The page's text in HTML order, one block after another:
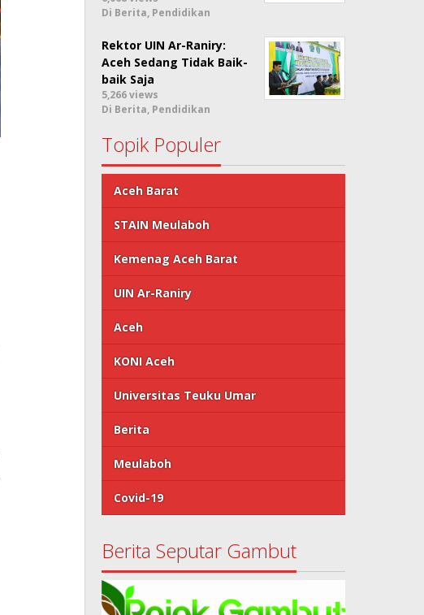
Di Berita, Pendidikan
Rektor UIN Ar-Raniry:
Aceh Sedang Tidak Baik-
baik Saja
5,266 views
Di Berita, Pendidikan
Topik Populer
Aceh Barat
STAIN Meulaboh
Kemenag Aceh Barat
UIN Ar-Raniry
Aceh
KONI Aceh
Universitas Teuku Umar
Berita
Meulaboh
Covid-19
Berita Seputar Gambut